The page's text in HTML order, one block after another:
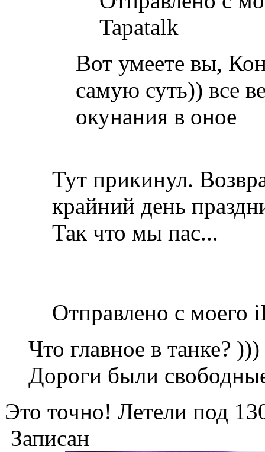
Tapatalk
Вот умеете вы,
самую суть)) все
окунания в оное
Тут прикинул.
крайний день
Так что мы пас...
Отправлено с моего
Что главное в танке? )))
Дороги были
Это точно! Летели под
Записан